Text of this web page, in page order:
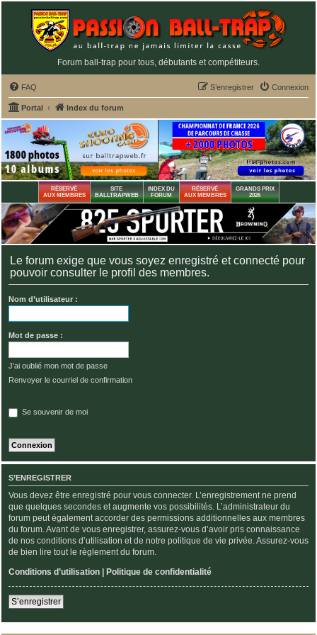
Forum ball-trap pour tous, débutants et compétiteurs.
FAQ Connexion
S’enregistrer
Portal Index du forum
RÉSERVÉ
AUX MEMBRES
SITE
BALLTRAPWEB
INDEX DU
FORUM
RÉSERVÉ
AUX MEMBRES
GRANDS PRIX
2026
Le forum exige que vous soyez enregistré et connecté pour
pouvoir consulter le profil des membres.
Nom d’utilisateur :
Mot de passe :
J’ai oublié mon mot de passe
Renvoyer le courriel de confirmation
Se souvenir de moi
S’ENREGISTRER
Vous devez être enregistré pour vous connecter. L’enregistrement ne prend
que quelques secondes et augmente vos possibilités. L’administrateur du
forum peut également accorder des permissions additionnelles aux membres
du forum. Avant de vous enregistrer, assurez-vous d’avoir pris connaissance
de nos conditions d’utilisation et de notre politique de vie privée. Assurez-vous
de bien lire tout le règlement du forum.
Conditions d’utilisation
Politique de confidentialité
S’enregistrer